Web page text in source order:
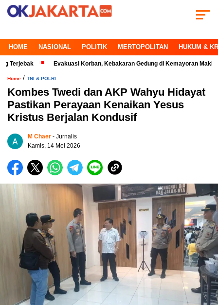
HOME NASIONAL POLITIK MERTOPOLITAN HUKUM &
Evakuasi Korban, Kebakaran Gedung di Kemayoran Makin Kritis
Home / TNI & POLRI
Kombes Twedi dan AKP Wahyu Hidayat
Pastikan Perayaan Kenaikan Yesus
Kristus Berjalan Kondusif
M Chaer - Jurnalis
Kamis, 14 Mei 2026